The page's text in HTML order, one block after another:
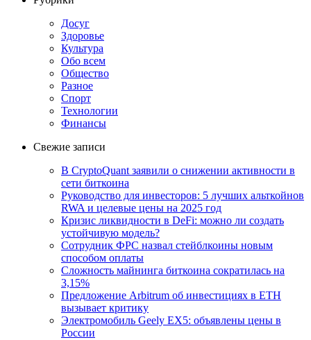
Досуг
Здоровье
Культура
Обо всем
Общество
Разное
Спорт
Технологии
Финансы
Свежие записи
В CryptoQuant заявили о снижении активности в
сети биткоина
Руководство для инвесторов: 5 лучших альткойнов
RWA и целевые цены на 2025 год
Кризис ликвидности в DeFi: можно ли создать
устойчивую модель?
Сотрудник ФРС назвал стейблкоины новым
способом оплаты
Сложность майнинга биткоина сократилась на
3,15%
Предложение Arbitrum об инвестициях в ETH
вызывает критику
Электромобиль Geely EX5: объявлены цены в
России